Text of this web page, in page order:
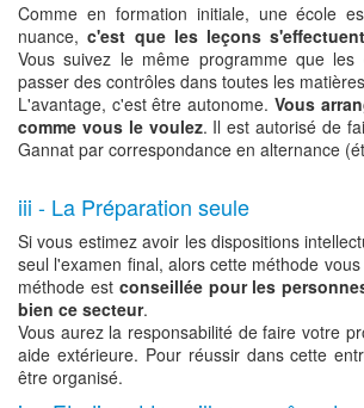
Comme en formation initiale, une école
nuance,c'est que les leçons
Vous suivez le même programme que
passer des contrôles dans toutes les
L'avantage, c'est être autonome. Vous
comme vous le voulez. Il est autorisé de
Gannat par correspondance en alternance
iii - La Préparation seule
Si vous estimez avoir les dispositions
seul l'examen final, alors cette méthode
méthode est conseillée pour les
bien ce secteur.
Vous aurez la responsabilité de faire votre
aide extérieure. Pour réussir dans cette
être organisé.